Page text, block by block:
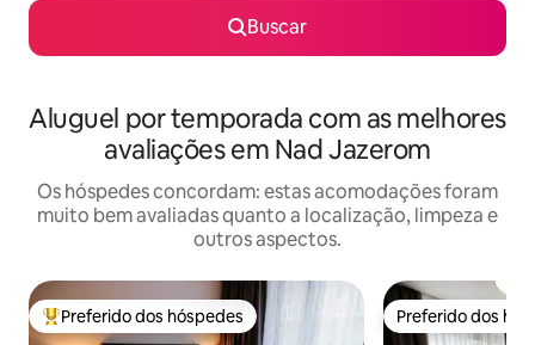
Buscar
Aluguel por temporada com as melhores
avaliações em Nad Jazerom
Os hóspedes concordam: estas acomodações foram
muito bem avaliadas quanto a localização, limpeza e
outros aspectos.
Entre os melhores preferidos dos hóspedes
Preferido dos hóspedes Preferido dos
Preferido dos